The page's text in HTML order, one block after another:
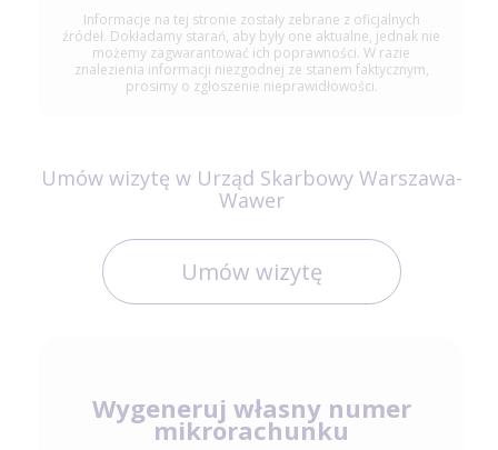
Informacje na tej stronie zostały zebrane z oficjalnych
źródeł. Dokładamy starań, aby były one aktualne, jednak nie
możemy zagwarantować ich poprawności. W razie
znalezienia informacji niezgodnej ze stanem faktycznym,
prosimy o zgłoszenie nieprawidłowości.
Umów wizytę w Urząd Skarbowy Warszawa-
Wawer
Umów wizytę
Wygeneruj własny numer
mikrorachunku